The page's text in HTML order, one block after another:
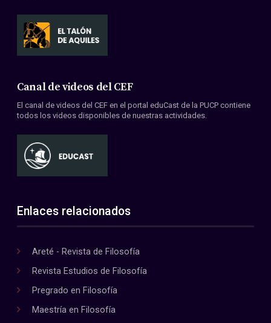
Canal de videos del CEF
El canal de videos del CEF en el portal eduCast de la PUCP contiene
todos los videos disponibles de nuestras actividades.
Enlaces relacionados
Areté - Revista de Filosofía
Revista Estudios de Filosofía
Pregrado en Filosofía
Maestría en Filosofía